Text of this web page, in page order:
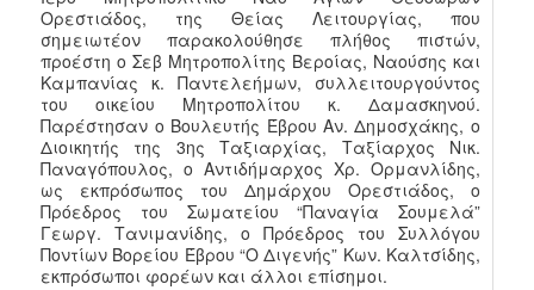
Ορεστιάδος, της Θείας Λειτουργίας, που
σημειωτέον παρακολούθησε πλήθος πιστών,
προέστη ο Σεβ Μητροπολίτης Βεροίας, Ναούσης και
Καμπανίας κ. Παντελεήμων, συλλειτουργούντος
του οικείου Μητροπολίτου κ. Δαμασκηνού.
Παρέστησαν ο Βουλευτής Έβρου Αν. Δημοσχάκης, ο
Διοικητής της 3ης Ταξιαρχίας, Ταξίαρχος Νικ.
Παναγόπουλος, ο Αντιδήμαρχος Χρ. Ορμανλίδης,
ως εκπρόσωπος του Δημάρχου Ορεστιάδος, ο
Πρόεδρος του Σωματείου “Παναγία Σουμελά”
Γεωργ. Τανιμανίδης, ο Πρόεδρος του Συλλόγου
Ποντίων Βορείου Έβρου “Ο Διγενής” Κων. Καλτσίδης,
εκπρόσωποι φορέων και άλλοι επίσημοι.